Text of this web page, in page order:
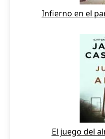
Infierno en el
El juego del